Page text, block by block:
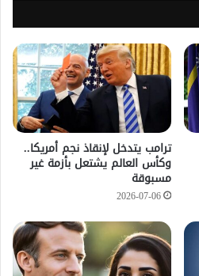
ترامب يتدخل لإنقاذ نجم أمريكا..
وكأس العالم يشتعل بأزمة غير
مسبوقة
2026-07-06